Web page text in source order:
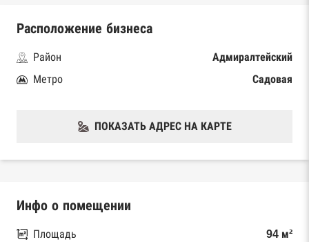
Расположение бизнеса
Район
Адмиралтейский
Метро
Садовая
ПОКАЗАТЬ АДРЕС НА КАРТЕ
Инфо о помещении
Площадь
94 м²